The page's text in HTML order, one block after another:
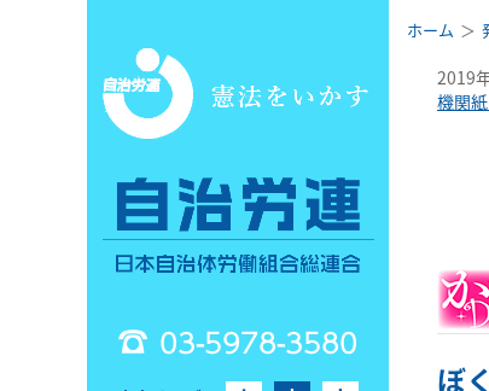
03-5978-3580
ホーム
2019
機関
ぼ